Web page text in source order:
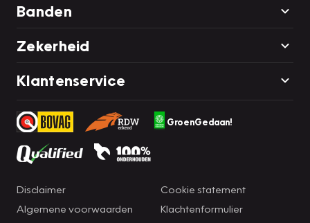
Banden
Zekerheid
Klantenservice
GroenGedaan!
Disclaimer
Algemene voorwaarden
Cookie statement
Klachtenformulier